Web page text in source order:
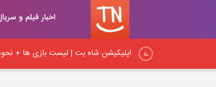
اخبار فیلم و
اپلیکیشن شاه بت | لیست بازی ها +